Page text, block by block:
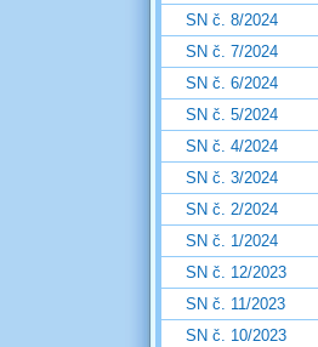
SN č. 8/2024
SN č. 7/2024
SN č. 6/2024
SN č. 5/2024
SN č. 4/2024
SN č. 3/2024
SN č. 2/2024
SN č. 1/2024
SN č. 12/2023
SN č. 11/2023
SN č. 10/2023